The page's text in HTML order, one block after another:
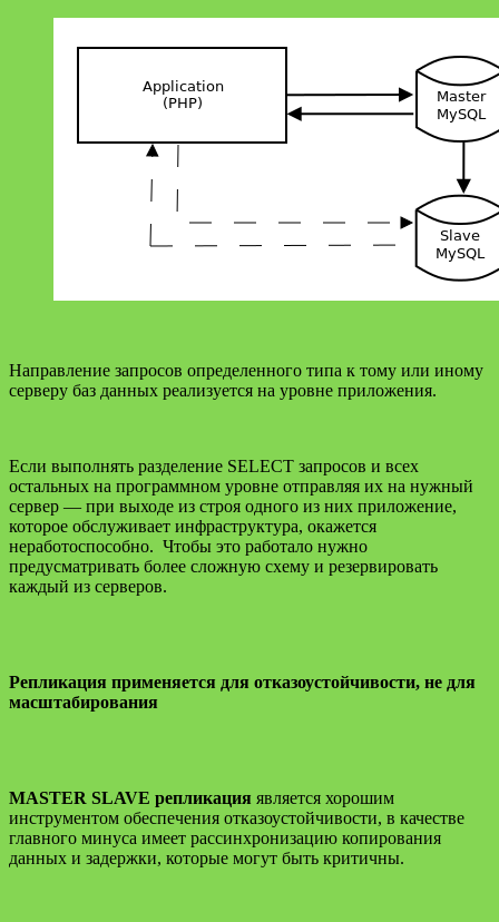
Направление запросов определенного типа к тому или иному
серверу баз данных реализуется на уровне приложения.
Если выполнять разделение SELECT запросов и всех
остальных на программном уровне отправляя их на нужный
сервер — при выходе из строя одного из них приложение,
которое обслуживает инфраструктура, окажется
неработоспособно. Чтобы это работало нужно
предусматривать более сложную схему и резервировать
каждый из серверов.
Репликация применяется для отказоустойчивости, не для
масштабирования
MASTER SLAVE репликация является хорошим
инструментом обеспечения отказоустойчивости, в качестве
главного минуса имеет рассинхронизацию копирования
данных и задержки, которые могут быть критичны.